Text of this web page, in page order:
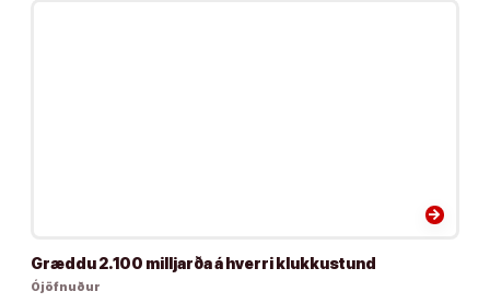
arrow_forward
Græddu 2.100 milljarða á hverri klukkustund
Ójöfnuður